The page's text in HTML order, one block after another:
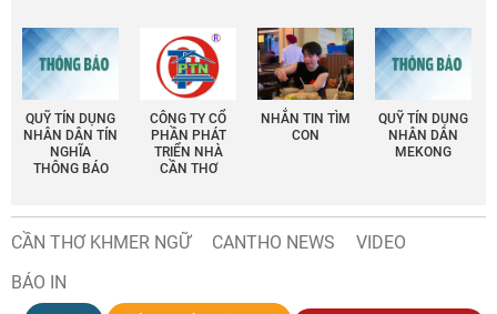
QUỸ TÍN DỤNG
NHÂN DÂN TÍN
NGHĨA
THÔNG BÁO
CÔNG TY CỔ
PHẦN PHÁT
TRIỂN NHÀ
CẦN THƠ
NHẮN TIN TÌM
CON
QUỸ TÍN DỤNG
NHÂN DÂN
MEKONG
CẦN THƠ KHMER NGỮ CANTHO NEWS
VIDEO
BÁO IN